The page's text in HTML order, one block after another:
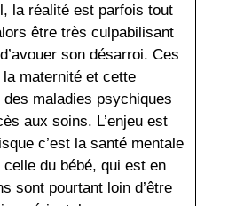
la réalité est parfois tout
être très culpabilisant
son désarroi. Ces
maternité et cette
maladies psychiques
aux soins. L’enjeu est
c’est la santé mentale
du bébé, qui est en
sont pourtant loin d’être